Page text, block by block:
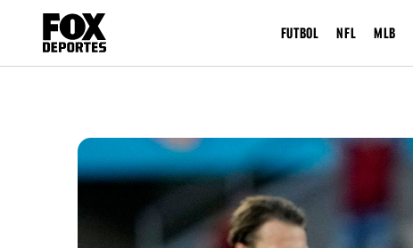
FUTBOL NFL MLB